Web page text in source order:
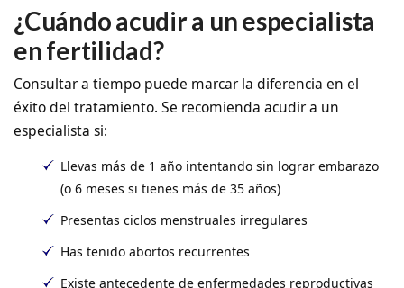
¿Cuándo acudir a un especialista
en fertilidad?
Consultar a tiempo puede marcar la diferencia en el
éxito del tratamiento. Se recomienda acudir a un
especialista si:
Llevas más de 1 año intentando sin lograr embarazo
(o 6 meses si tienes más de 35 años)
Presentas ciclos menstruales irregulares
Has tenido abortos recurrentes
Existe antecedente de enfermedades reproductivas